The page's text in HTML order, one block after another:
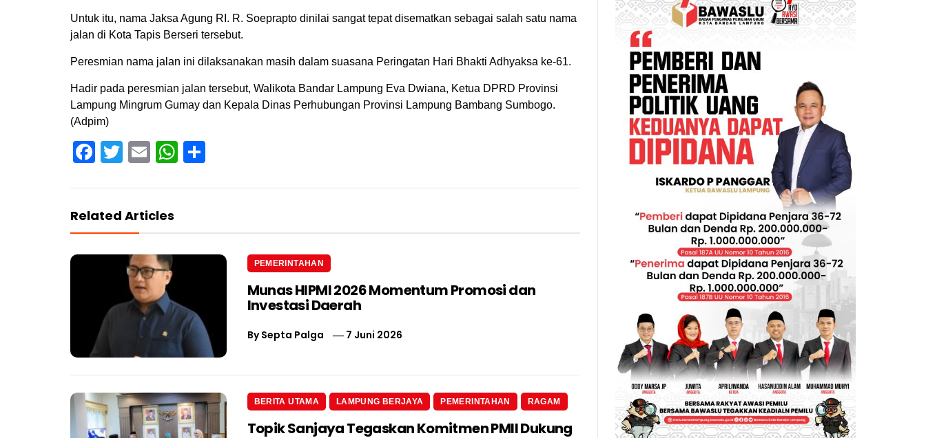
Untuk itu, nama Jaksa Agung RI. R. Soeprapto dinilai sangat tepat disematkan sebagai salah satu nama
jalan di Kota Tapis Berseri tersebut.
Peresmian nama jalan ini dilaksanakan masih dalam suasana Peringatan Hari Bhakti Adhyaksa ke-61.
Hadir pada peresmian jalan tersebut, Walikota Bandar Lampung Eva Dwiana, Ketua DPRD Provinsi
Lampung Mingrum Gumay dan Kepala Dinas Perhubungan Provinsi Lampung Bambang Sumbogo.
(Adpim)
Facebook
TwitterEmailWhatsApp
Related Articles
PEMERINTAHAN
Munas HIPMI 2026 Momentum Promosi dan
Investasi Daerah
BySepta Palga 7 Juni 2026
BERITA UTAMA LAMPUNG BERJAYA PEMERINTAHAN RAGAM
Topik Sanjaya Tegaskan Komitmen PMII Dukung